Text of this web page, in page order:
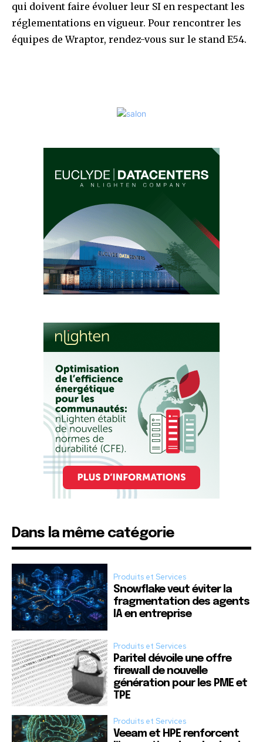
qui doivent faire évoluer leur SI en respectant les
réglementations en vigueur. Pour rencontrer les
équipes de Wraptor, rendez-vous sur le stand E54.
Dans la même catégorie
Produits et Services
Snowflake veut éviter la
fragmentation des agents
IA en entreprise
Produits et Services
Paritel dévoile une offre
firewall de nouvelle
génération pour les PME et
TPE
Produits et Services
Veeam et HPE renforcent